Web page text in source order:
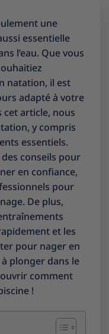
une
essentielle
l’eau. Que vous
natation, il est
adapté à votre
cet article, nous
y compris
essentiels.
conseils pour
en confiance,
pour
De plus,
et les
pour nager en
plonger dans le
comment
!